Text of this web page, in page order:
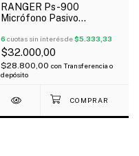
RANGER Ps-900
Micrófono Pasivo
Volumen y Tono
6 cuotas sin interés de$5.333,33
$32.000,00
$28.800,00 con Transferencia o
depósito